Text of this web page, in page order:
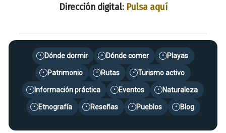
Dirección digital: Pulsa aquí
• Dónde dormir • Dónde comer • Playas
• Patrimonio • Rutas • Turismo activo
• Información práctica • Eventos • Naturaleza
• Etnografía • Reseñas • Pueblos • Blog